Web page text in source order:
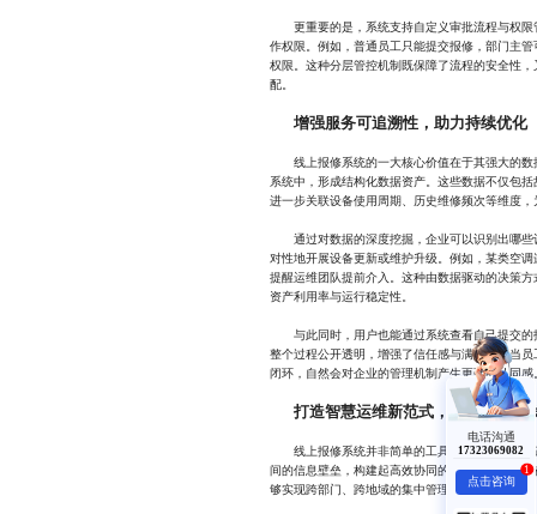
更重要的是，系统支持自定义审批流程与权限
作权限。例如，普通员工只能提交报修，部门主
权限。这种分层管控机制既保障了流程的安全性
配。
增强服务可追溯性，助力持续优化
线上报修系统的一大核心价值在于其强大的数
系统中，形成结构化数据资产。这些数据不仅包
进一步关联设备使用周期、历史维修频次等维度
通过对数据的深度挖掘，企业可以识别出哪些
对性地开展设备更新或维护升级。例如，某类空
提醒运维团队提前介入。这种由数据驱动的决策
资产利用率与运行稳定性。
与此同时，用户也能通过系统查看自己提交的
整个过程公开透明，增强了信任感与满意度。当
闭环，自然会对企业的管理机制产生更强的认同感
打造智慧运维新范式，赋能可持续
线上报修系统并非简单的工具替代，而是企业
间的信息壁垒，构建起高效协同的工作生态。尤
够实现跨部门、跨地域的集中管理，打破信息孤
电话沟通
17323069082
点击咨询
1